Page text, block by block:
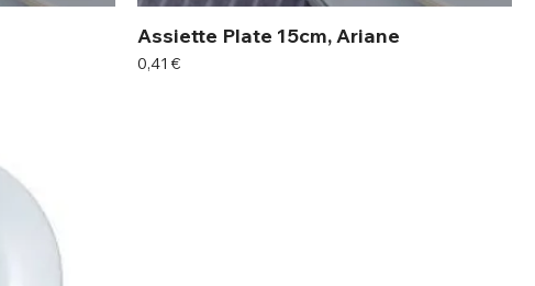
Assiette Plate 15cm, Ariane
Prix
0,41 €